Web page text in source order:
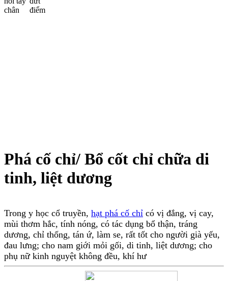
Phá cố chỉ/ Bổ cốt chỉ chữa di
tinh, liệt dương
Trong y học cổ truyền, hạt phá cố chỉ có vị đắng, vị cay,
mùi thơm hắc, tính nóng, có tác dụng bổ thận, tráng
dương, chỉ thống, tán ứ, làm se, rất tốt cho người già yếu,
đau lưng; cho nam giới mỏi gối, di tinh, liệt dương; cho
phụ nữ kinh nguyệt không đều, khí hư